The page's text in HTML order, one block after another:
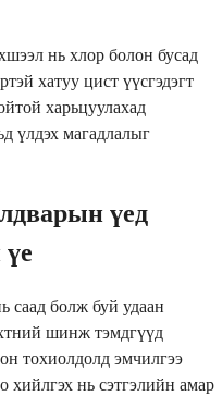
нь хлор болон бусад
хатуу цист үүсгэдэгт
харьцуулахад
үлдэх магадлалыг
үед
саад болж буй удаан
шинж тэмдгүүд
тохиолдолд эмчилгээ
хийлгэх нь сэтгэлийн амар